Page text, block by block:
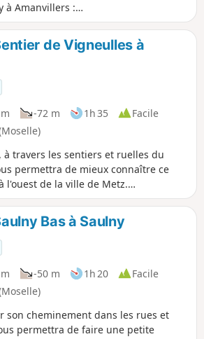
à Amanvillers :
chapelle
de la vallée de
forestière
Chêne.
de Vigneulles à
-72 m 1h 35
Facile
à travers les sentiers et ruelles du
permettra de mieux connaître ce
l'ouest de la ville de Metz.
travers bois, champs de cultures et
Bas à Saulny
-50 m 1h 20
Facile
son cheminement dans les rues et
permettra de faire une petite